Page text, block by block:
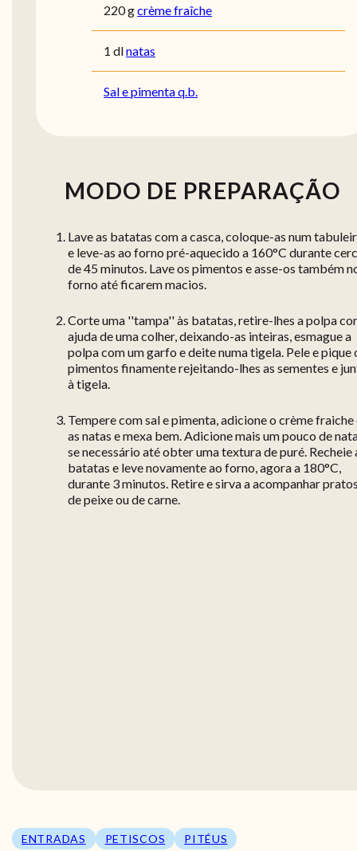
220 gcrème fraîche
1 dlnatas
Sal e pimenta q.b.
MODO DE PREPARAÇÃO
Lave as batatas com a casca, coloque-as num
e leve-as ao forno pré-aquecido a 160°C durante
de 45 minutos. Lave os pimentos e asse-os também
forno até ficarem macios.
Corte uma ''tampa'' às batatas, retire-lhes a polpa
ajuda de uma colher, deixando-as inteiras, esmague a
polpa com um garfo e deite numa tigela. Pele e pique
pimentos finamente rejeitando-lhes as sementes e
à tigela.
Tempere com sal e pimenta, adicione o crème fraiche
as natas e mexa bem. Adicione mais um pouco de
se necessário até obter uma textura de puré. Recheie
batatas e leve novamente ao forno, agora a 180°C,
durante 3 minutos. Retire e sirva a acompanhar
de peixe ou de carne.
ENTRADAS PETISCOS PITÉUS